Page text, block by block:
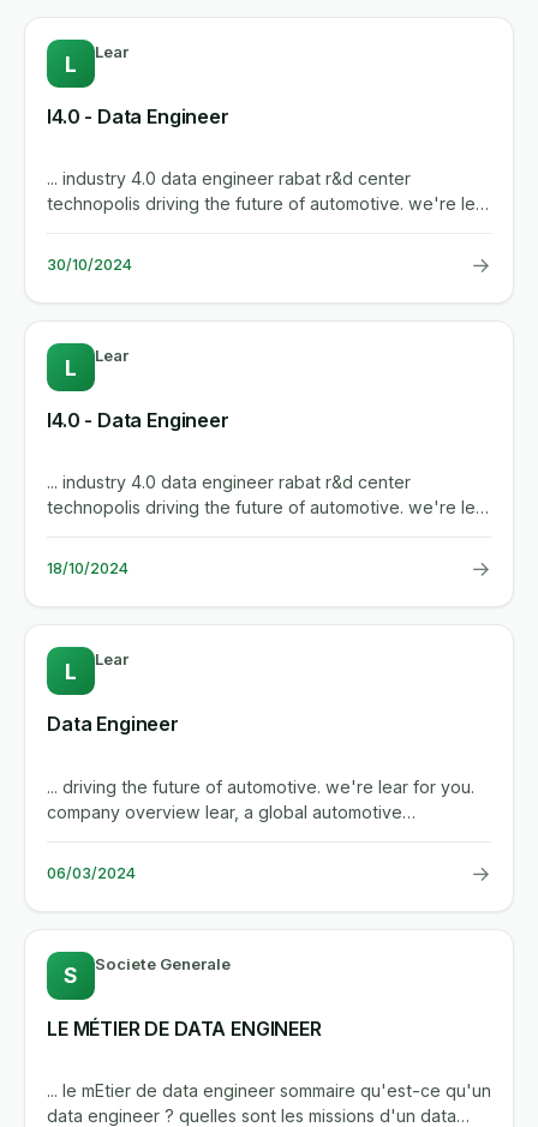
L Lear
I4.0 - Data Engineer
... industry 4.0 data engineer rabat r&d center
technopolis driving the future of automotive. we're lear
for you. ...
30/10/2024 →
L Lear
I4.0 - Data Engineer
... industry 4.0 data engineer rabat r&d center
technopolis driving the future of automotive. we're lear
for you. ...
18/10/2024 →
L Lear
Data Engineer
... driving the future of automotive. we're lear for you.
company overview lear, a global automotive
technology...
06/03/2024 →
S Societe Generale
LE MÉTIER DE DATA ENGINEER
... le mEtier de data engineer sommaire qu'est-ce qu'un
data engineer ? quelles sont les missions d'un data